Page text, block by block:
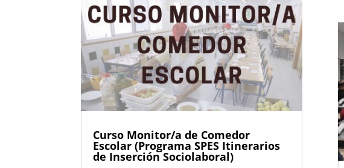
Curso Monitor/a de Comedor
Escolar (Programa SPES Itinerarios
de Inserción Sociolaboral)